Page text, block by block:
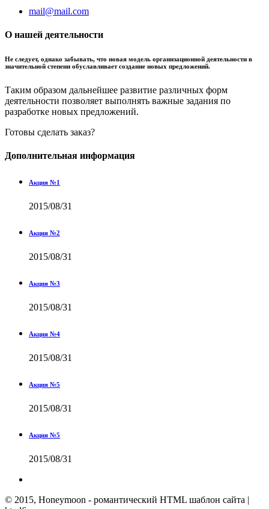
mail@mail.com
О нашей деятельности
Не следует, однако забывать, что новая модель организационной деятельности в
значительной степени обуславливает создание новых предложений.
Таким образом дальнейшее развитие различных форм
деятельности позволяет выполнять важные задания по
разработке новых предложений.
Готовы сделать заказ?
Дополнительная информация
Акция №1
2015/08/31
Акция №2
2015/08/31
Акция №3
2015/08/31
Акция №4
2015/08/31
Акция №5
2015/08/31
Акция №5
2015/08/31
© 2015, Honeymoon - романтический HTML шаблон сайта |